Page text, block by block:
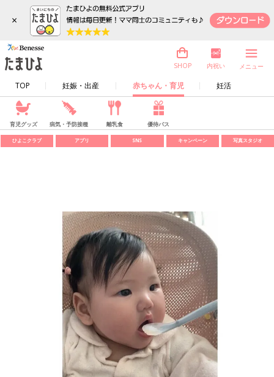
×
TOP 妊娠・出産 赤ちゃん・育児 妊活
SHOP 内祝い メニュー
育児グッズ 病気・予防接種 離乳食 優待パス
ひよこクラブ アプリ SNS キャンペーン 写真スタジオ